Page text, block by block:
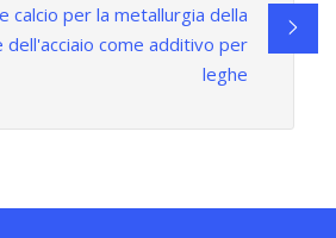
calcio per la metallurgia della
dell'acciaio come additivo per
leghe